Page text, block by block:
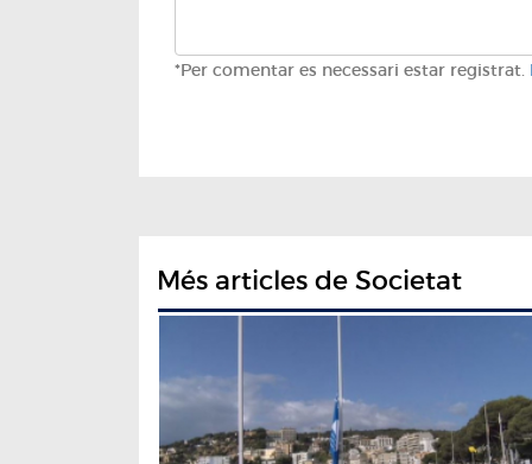
*Per comentar es necessari estar registrat.
Més articles de Societat